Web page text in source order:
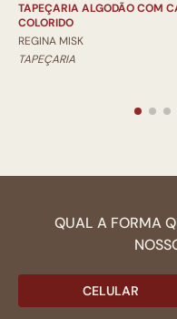
TAPEÇARIA ALGODÃO COM
COLORIDO
REGINA MISK
TAPEÇARIA
QUAL A FORMA
CELULAR